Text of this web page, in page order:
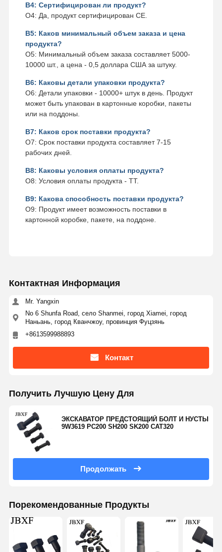
В4: Сертифицирован ли продукт?
О4: Да, продукт сертифицирован CE.
В5: Каков минимальный объем заказа и цена
продукта?
О5: Минимальный объем заказа составляет 5000-
10000 шт., а цена - 0,5 доллара США за штуку.
В6: Каковы детали упаковки продукта?
О6: Детали упаковки - 10000+ штук в день. Продукт
может быть упакован в картонные коробки, пакеты
или на поддоны.
В7: Каков срок поставки продукта?
О7: Срок поставки продукта составляет 7-15
рабочих дней.
В8: Каковы условия оплаты продукта?
О8: Условия оплаты продукта - TT.
В9: Какова способность поставки продукта?
О9: Продукт имеет возможность поставки в
картонной коробке, пакете, на поддоне.
Контактная Информация
Mr. Yangxin
No 6 Shunfa Road, село Shanmei, город Xiamei, город
Наньань, город Кванчжоу, провинция Фуцзянь
+8613599988893
Контакт
Получить Лучшую Цену Для
ЭКСКАВАТОР ПРЕДСТОЯЩИЙ БОЛТ И НУСТЫ
9W3619 PC200 SH200 SK200 CAT320
Продолжать
Порекомендованные Продукты